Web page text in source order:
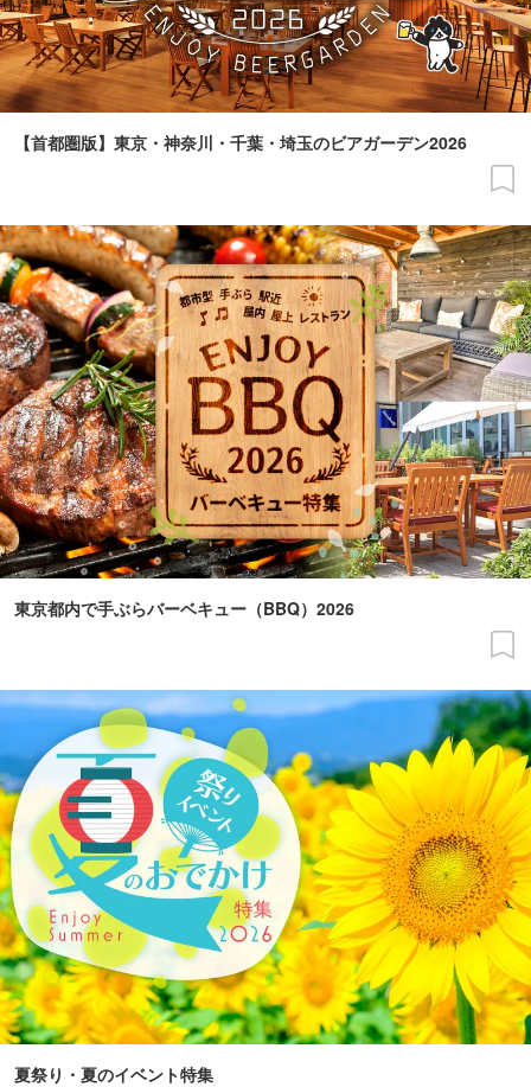
【首都圏版】東京・神奈川・千葉・埼玉のビアガーデン2026
東京都内で手ぶらバーベキュー（BBQ）2026
夏祭り・夏のイベント特集